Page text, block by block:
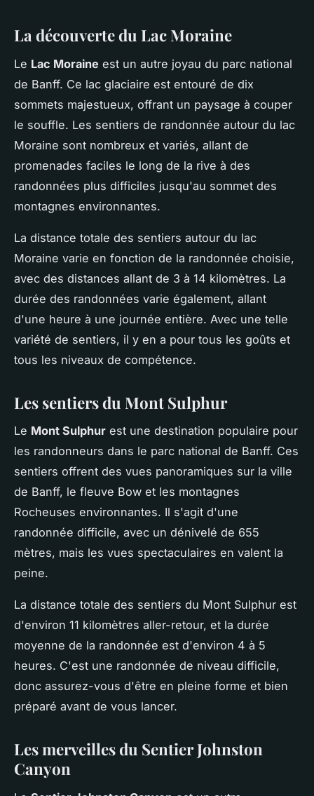
La découverte du Lac Moraine
Le Lac Moraine est un autre joyau du parc national
de Banff. Ce lac glaciaire est entouré de dix
sommets majestueux, offrant un paysage à couper
le souffle. Les sentiers de randonnée autour du lac
Moraine sont nombreux et variés, allant de
promenades faciles le long de la rive à des
randonnées plus difficiles jusqu'au sommet des
montagnes environnantes.
La distance totale des sentiers autour du lac
Moraine varie en fonction de la randonnée choisie,
avec des distances allant de 3 à 14 kilomètres. La
durée des randonnées varie également, allant
d'une heure à une journée entière. Avec une telle
variété de sentiers, il y en a pour tous les goûts et
tous les niveaux de compétence.
Les sentiers du Mont Sulphur
Le Mont Sulphur est une destination populaire pour
les randonneurs dans le parc national de Banff. Ces
sentiers offrent des vues panoramiques sur la ville
de Banff, le fleuve Bow et les montagnes
Rocheuses environnantes. Il s'agit d'une
randonnée difficile, avec un dénivelé de 655
mètres, mais les vues spectaculaires en valent la
peine.
La distance totale des sentiers du Mont Sulphur est
d'environ 11 kilomètres aller-retour, et la durée
moyenne de la randonnée est d'environ 4 à 5
heures. C'est une randonnée de niveau difficile,
donc assurez-vous d'être en pleine forme et bien
préparé avant de vous lancer.
Les merveilles du Sentier Johnston
Canyon